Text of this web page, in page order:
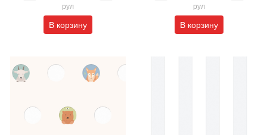
рул
В корзину
рул
В корзину